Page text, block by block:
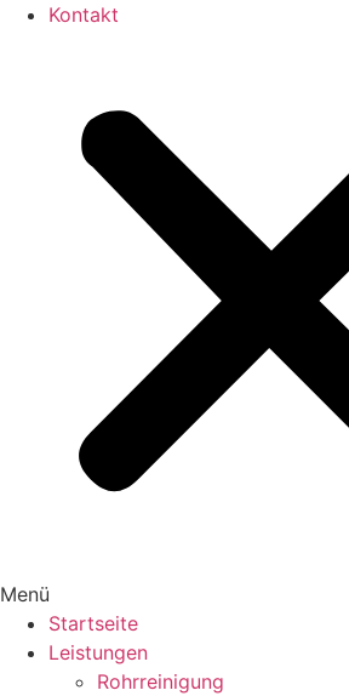
Kontakt
Menü
Startseite
Leistungen
Rohrreinigung